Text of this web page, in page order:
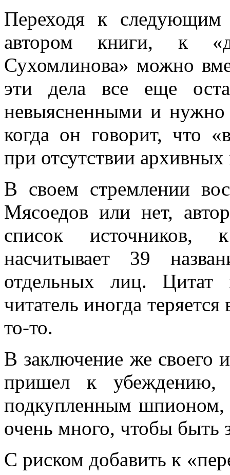
Переходя к
автором книги, к
Сухомлинова» можно
эти дела все еще
невыясненными и нужно
когда он говорит, что
при отсут­ствии архивных
В своем стремлении
Мясоедов или нет,
список
насчитывает 39
отдельных лиц.
читатель иногда
то-то.
В заключение же своего
пришел к
подкупленным шпионом,
очень много, чтобы быть
С риском добавить к